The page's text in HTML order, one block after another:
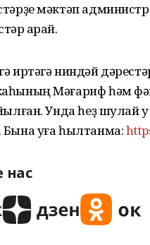
мәктәп
ҡарай.
иртәгә ниндәй
Мәғариф һәм
Унда һеҙ шулай
Бына уға һылтанма:
нас